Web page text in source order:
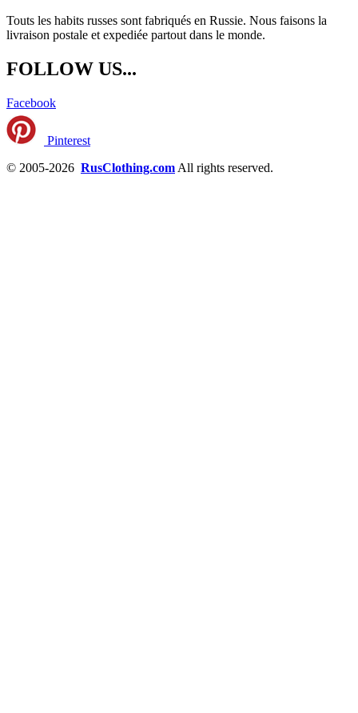
Touts les habits russes sont fabriqués en Russie. Nous faisons la
livraison postale et expediée partout dans le monde.
FOLLOW US...
Facebook
Pinterest
© 2005-2026 RusClothing.com All rights reserved.